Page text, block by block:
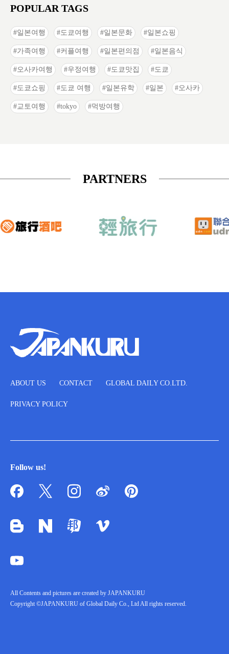
POPULAR TAGS
일본여행 도쿄여행 일본문화 일본쇼핑
가족여행 커플여행 일본편의점 일본음식
오사카여행 우정여행 도쿄맛집 도쿄
도쿄쇼핑 도쿄 여행 일본유학 일본 오사카
교토여행 tokyo 먹방여행
PARTNERS
ABOUT US CONTACT GLOBAL DAILY CO.LTD.
PRIVACY POLICY
Follow us!
All Contents and pictures are created by JAPANKURU
Copyright ©JAPANKURU of Global Daily Co., Ltd All rights reserved.